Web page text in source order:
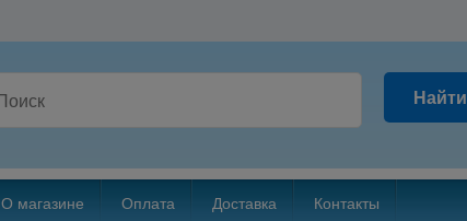
Найти
О магазине Оплата Доставка Контакты